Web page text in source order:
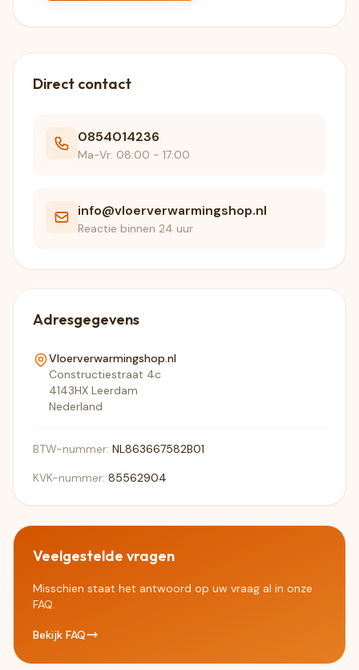
Direct contact
0854014236
Ma-Vr: 08:00 - 17:00
info@vloerverwarmingshop.nl
Reactie binnen 24 uur
Adresgegevens
Vloerverwarmingshop.nl
Constructiestraat 4c
4143HX Leerdam
Nederland
BTW-nummer: NL863667582B01
KVK-nummer: 85562904
Veelgestelde vragen
Misschien staat het antwoord op uw vraag al in onze
FAQ.
Bekijk FAQ